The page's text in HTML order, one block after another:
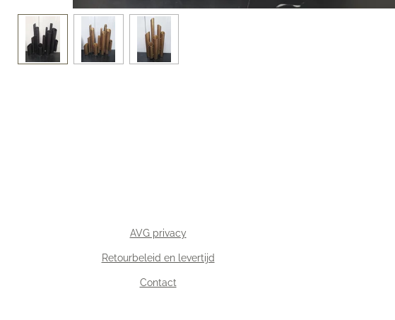
AVG privacy
Retourbeleid en levertijd
Contact